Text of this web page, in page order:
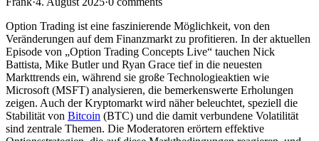
Option Trading ist eine faszinierende Möglichkeit, von den
Veränderungen auf dem Finanzmarkt zu profitieren. In der aktuellen
Episode von „Option Trading Concepts Live“ tauchen Nick
Battista, Mike Butler und Ryan Grace tief in die neuesten
Markttrends ein, während sie große Technologieaktien wie
Microsoft (MSFT) analysieren, die bemerkenswerte Erholungen
zeigen. Auch der Kryptomarkt wird näher beleuchtet, speziell die
Stabilität von Bitcoin (BTC) und die damit verbundene Volatilität
sind zentrale Themen. Die Moderatoren erörtern effektive